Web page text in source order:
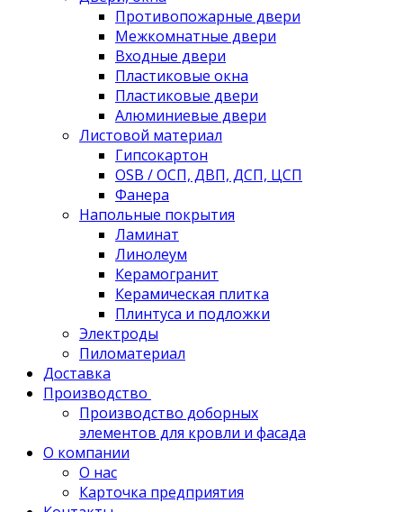
Противопожарные двери
Межкомнатные двери
Входные двери
Пластиковые окна
Пластиковые двери
Алюминиевые двери
Листовой материал
Гипсокартон
OSB / ОСП, ДВП, ДСП, ЦСП
Фанера
Напольные покрытия
Ламинат
Линолеум
Керамогранит
Керамическая плитка
Плинтуса и подложки
Электроды
Пиломатериал
Доставка
Производство
Производство доборных
элементов для кровли и фасада
О компании
О нас
Карточка предприятия